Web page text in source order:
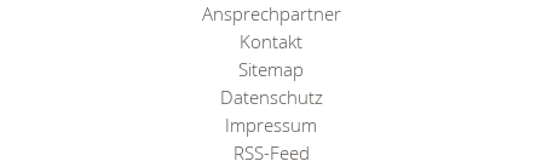
Ansprechpartner
Kontakt
Sitemap
Datenschutz
Impressum
RSS-Feed